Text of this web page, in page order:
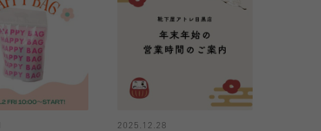
2025.12.28